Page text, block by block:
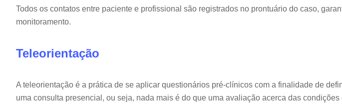
Todos os contatos entre paciente e profissional são registrados no prontuário do caso,
monitoramento.
Teleorientação
A teleorientação é a prática de se aplicar questionários pré-clínicos com a finalidade de
uma consulta presencial, ou seja, nada mais é do que uma avaliação acerca das